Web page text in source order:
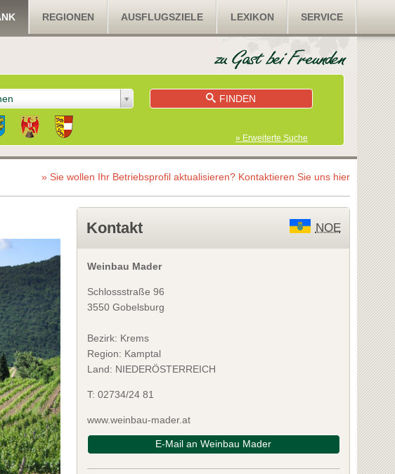
REGIONEN AUSFLUGSZIELE LEXIKON SERVICE
FINDEN
» Erweiterte Suche
» Sie wollen Ihr Betriebsprofil aktualisieren? Kontaktieren Sie uns hier
Kontakt NOE
Weinbau Mader
Schlossstraße 96
3550 Gobelsburg
Bezirk: Krems
Region: Kamptal
Land: NIEDERÖSTERREICH
T: 02734/24 81
www.weinbau-mader.at
E-Mail an Weinbau Mader